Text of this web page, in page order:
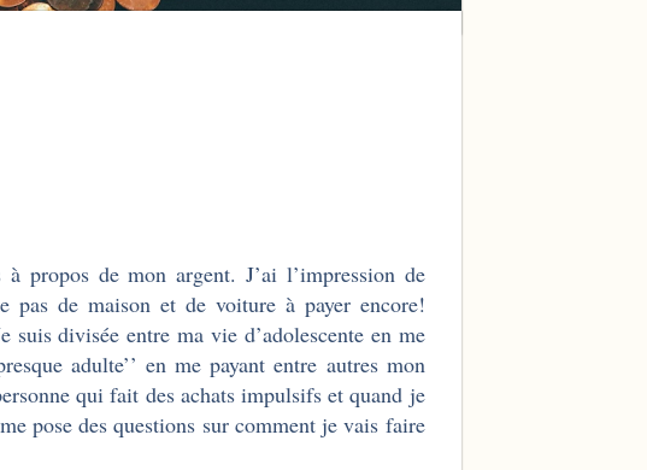
propos de mon argent. J’ai l’impression de
pas de maison et de voiture à payer encore!
divisée entre ma vie d’adolescente en me
adulte’’ en me payant entre autres mon
qui fait des achats impulsifs et quand je
pose des questions sur comment je vais faire